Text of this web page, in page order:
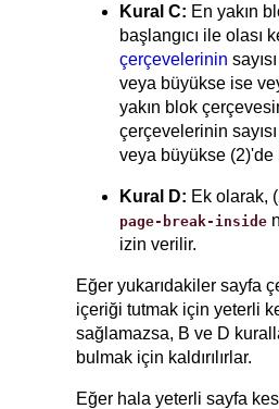
Kural C: En yakın
başlangıcı ile olası
çerçevelerinin sayısı
veya büyükse ise
yakın blok
çerçevelerinin sayısı
veya büyükse
Kural D: Ek olarak,
page-break-inside
izin verilir.
Eğer yukarıdakiler sayfa
içeriği tutmak için yeterli
sağlamazsa, B ve D
bulmak için kaldırılırlar.
Eğer hala yeterli sayfa